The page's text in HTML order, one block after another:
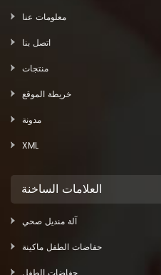
معلومات عنا
اتصل بنا
منتجات
خريطة الموقع
مدونة
XML
العلامات الساخنة
آلة منديل صحي
حفاضات الطفل ماكينة